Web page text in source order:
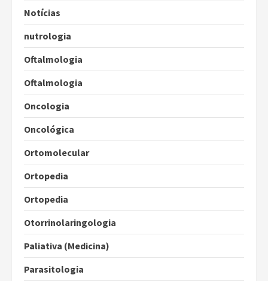
Notícias
nutrologia
Oftalmologia
Oftalmologia
Oncologia
Oncológica
Ortomolecular
Ortopedia
Ortopedia
Otorrinolaringologia
Paliativa (Medicina)
Parasitologia